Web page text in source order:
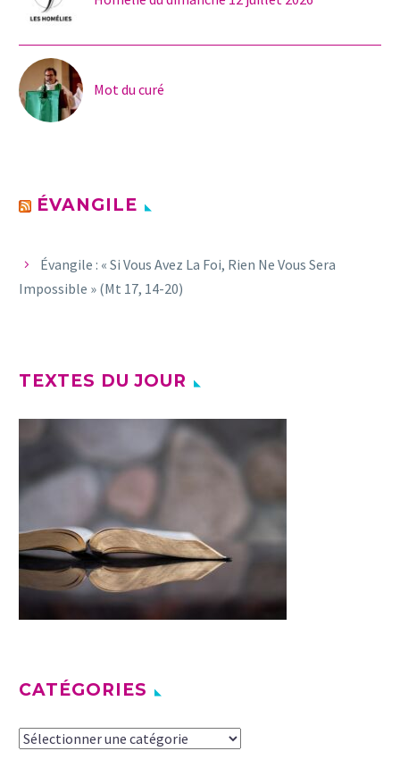
Mot du curé
ÉVANGILE
Évangile : « Si Vous Avez La Foi, Rien Ne Vous Sera
Impossible » (Mt 17, 14-20)
TEXTES DU JOUR
CATÉGORIES
Catégories